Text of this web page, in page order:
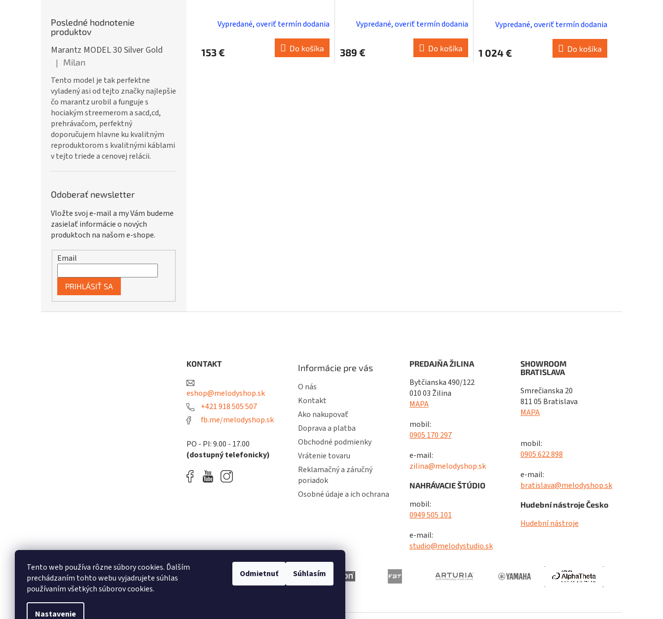
Tento web používa rôzne súbory cookies. Ďalším
prechádzaním tohto webu vyjadrujete súhlas
používaním všetkých súborov cookies.
Nastavenie
Odmietnuť Súhlasím
Posledné hodnotenie
produktov
Marantz MODEL 30 Silver Gold
Hodnotenie produktu je 5 z 5 hviezdičiek.
| Milan
Tento model je tak perfektne
vyladený asi od tejto značky najlepšie
čo marantz urobil a funguje s
hociakým streemerom a sacd,cd,
prehrávačom, perfektný
doporučujem hlavne ku kvalitným
reproduktorom s kvalitnými káblami
v tejto triede a cenovej relácii.
Odoberať newsletter
Vložte svoj e-mail a my Vám budeme
zasielať informácie o nových
produktoch na našom e-shope.
Email
PRIHLÁSIŤ SA
Vypredané, overiť termín dodania
153 € Do košíka
Vypredané, overiť termín dodania
389 € Do košíka
Vypredané, overiť termín dodania
1 024 € Do košíka
KONTAKT
eshop@melodyshop.sk
+421 918 505 507
fb.me/melodyshop.sk
PO - PI: 9.00 - 17.00
(dostupný telefonicky)
Informácie pre vás
O nás
Kontakt
Ako nakupovať
Doprava a platba
Obchodné podmienky
Vrátenie tovaru
Reklamačný a záručný
poriadok
Osobné údaje a ich ochrana
PREDAJŇA ŽILINA
Bytčianska 490/122
010 03 Žilina
MAPA
mobil:
0905 170 297
e-mail:
zilina@melodyshop.sk
NAHRÁVACIE ŠTÚDIO
mobil:
0949 505 101
e-mail:
studio@melodystudio.sk
SHOWROOM
BRATISLAVA
Smrečianska 20
811 05 Bratislava
MAPA
mobil:
0905 622 898
e-mail:
bratislava@melodyshop.sk
Hudební nástroje Česko
Hudební nástroje